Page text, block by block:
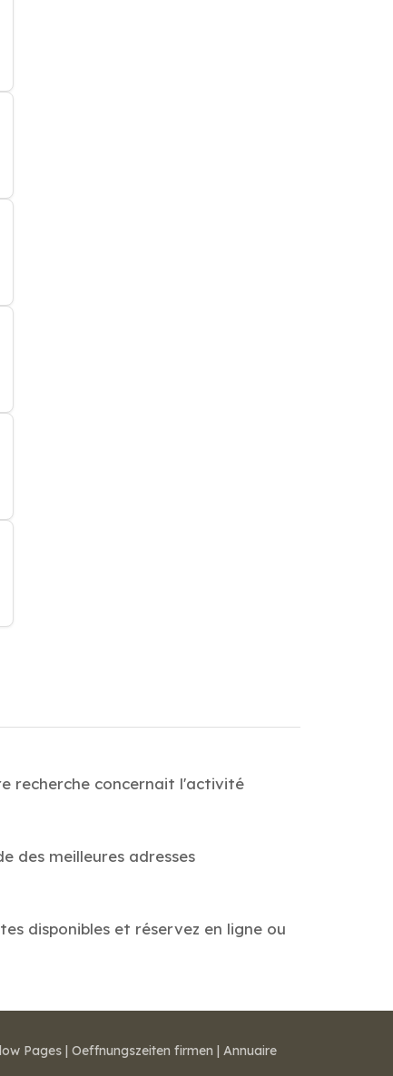
recherche concernait l'activité
des meilleures adresses
disponibles et réservez en ligne ou
Pages | Oeffnungszeiten firmen | Annuaire